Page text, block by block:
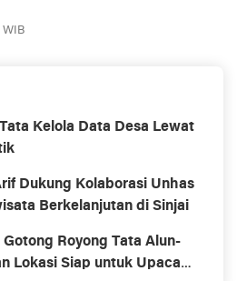
WIB
Kelola Data Desa Lewat
Dukung Kolaborasi Unhas
Berkelanjutan di Sinjai
Royong Tata Alun-
Lokasi Siap untuk Upacara